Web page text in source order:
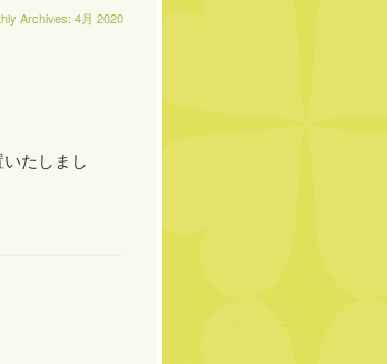
Archives: 4月 2020
たしまし